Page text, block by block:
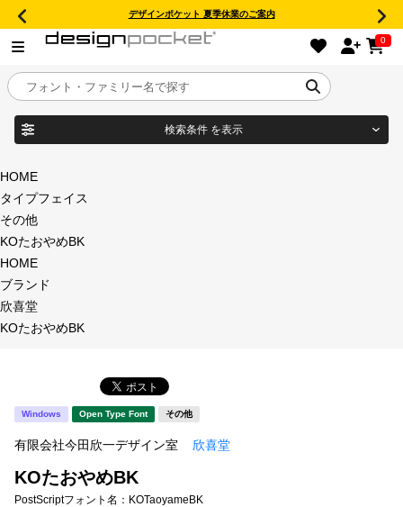
デザインポケット 夏季休業のご案内
0
目的別フォントガイド
特集
年間ライセンス商品
新着一覧
カート
検索条件 を表示
商品名
タイプフェイス
明朝体
宋朝体
HOME
タイプフェイス
その他
KOたおやめBK
HOME
ブランド
欣喜堂
KOたおやめBK
Windows Open Type Font その他
有限会社今田欣一デザイン室 欣喜堂
KOたおやめBK
PostScriptフォント名： KOTaoyameBK